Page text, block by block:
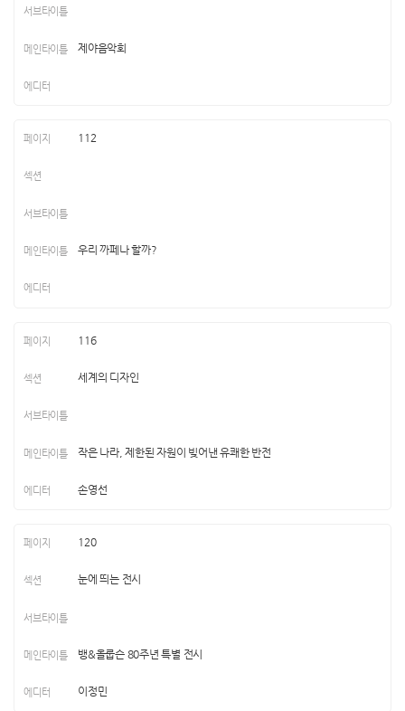
제야음악회
112
우리 까페나 할까?
116
세계의 디자인
작은 나라, 제한된 자원이 빚어낸 유쾌한 반전
손영선
120
눈에 띄는 전시
뱅&올룹슨 80주년 특별 전시
이정민